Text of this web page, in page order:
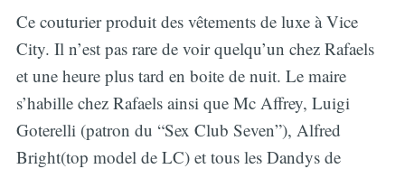
Ce couturier produit des vêtements de luxe à Vice
City. Il n’est pas rare de voir quelqu’un chez Rafaels
et une heure plus tard en boite de nuit. Le maire
s’habille chez Rafaels ainsi que Mc Affrey, Luigi
Goterelli (patron du “Sex Club Seven”), Alfred
Bright(top model de LC) et tous les Dandys de